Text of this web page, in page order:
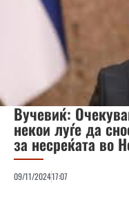
Вучевиќ:
некои луѓе да
за несреќата во
09/11/202417:07